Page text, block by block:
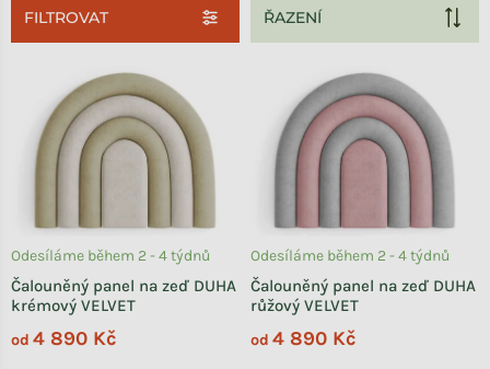
FILTROVAT
Výpis produktů
Čalouněný panel na zeď DUHA
krémový VELVET
Odesíláme během 2 - 4 týdnů
od 4 890 Kč
Čalouněný panel na zeď DUHA
růžový VELVET
Odesíláme během 2 - 4 týdnů
od 4 890 Kč